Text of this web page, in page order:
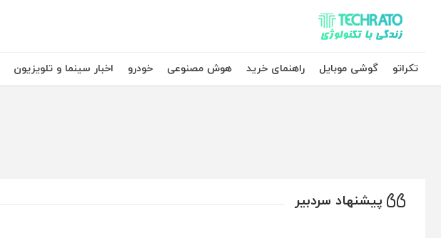
تکراتو – زندگی با تکنولوژی
تکراتو
گوشی موبایل راهنمای خرید هوش مصنوعی خودرو اخبار سینما و تلویزیون
پیشنهاد سردبیر